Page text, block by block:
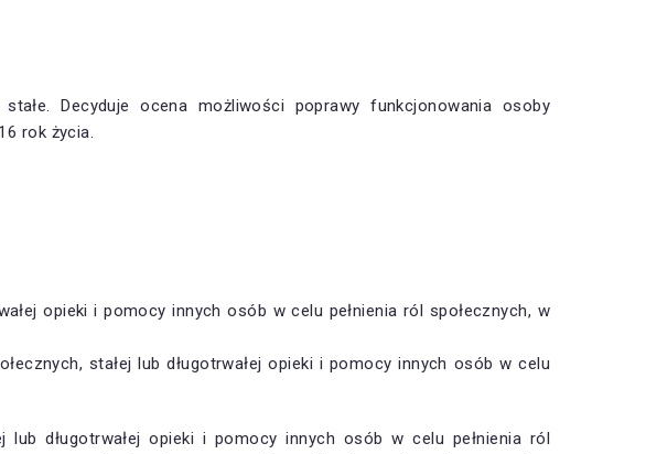
Decyduje ocena możliwości poprawy funkcjonowania osoby
rok życia.
opieki i pomocy innych osób w celu pełnienia ról społecznych, w
stałej lub długotrwałej opieki i pomocy innych osób w celu
długotrwałej opieki i pomocy innych osób w celu pełnienia ról